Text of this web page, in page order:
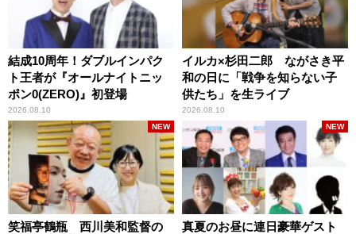
結成10周年！ダブルインパク
ト王者が『オールナイトニッ
ポン0(ZERO)』初登場
2026.08.10
イルカ×杉田二郎 ながさき平
和の日に「戦争を知らない子
供たち」を生ライブ
2026.08.10
笑福亭鶴瓶 西川美和監督の
NEW
真夏のお昼に連日豪華ゲスト
NEW